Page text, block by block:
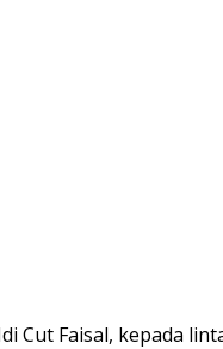
Cut Faisal, kepada